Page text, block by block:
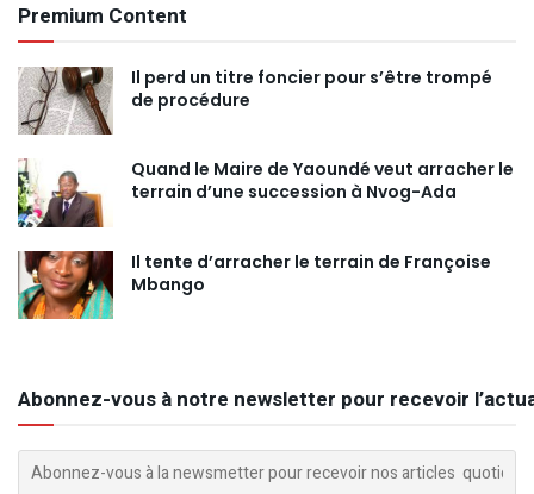
Premium Content
Il perd un titre foncier pour s’être trompé
de procédure
Quand le Maire de Yaoundé veut arracher le
terrain d’une succession à Nvog-Ada
Il tente d’arracher le terrain de Françoise
Mbango
Abonnez-vous à notre newsletter pour recevoir